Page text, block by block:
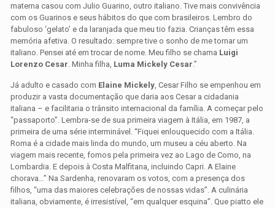
materna casou com Julio Guarino, outro italiano. Tive mais convivência
com os Guarinos e seus hábitos do que com brasileiros. Lembro do
fabuloso ‘gelato’ e da laranjada que meu tio fazia. Crianças têm essa
memória afetiva. O resultado: sempre tive o sonho de me tornar um
italiano. Pensei até em trocar de nome. Meu filho se chama Luigi
Lorenzo Cesar. Minha filha, Luma Mickely Cesar.”
Já adulto e casado com Elaine Mickely, Cesar Filho se empenhou em
produzir a vasta documentação que daria aos Cesar a cidadania
italiana – e facilitaria o trânsito internacional da família. A começar pelo
“passaporto”. Lembra-se de sua primeira viagem à Itália, em 1987, a
primeira de uma série interminável. “Fiquei enlouquecido com a Itália.
Roma é a cidade mais linda do mundo, um museu a céu aberto. Na
viagem mais recente, fomos pela primeira vez ao Lago de Como, na
Lombardia. E depois à Costa Malfitana, incluindo Capri. A Elaine
chorava…” Na Sardenha, renovaram os votos, com a presença dos
filhos, “uma das maiores celebrações de nossas vidas”. A culinária
italiana, obviamente, é irresistível, “em qualquer esquina”. Que piatto ele